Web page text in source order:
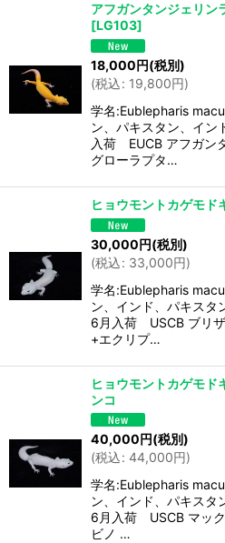
アフガンタンジェリン
[LG103]
18,000円(税別)
(税込: 19,800円)
学名:Eublepharis
ン、パキスタン、イ
入荷 EUCB アフガン
グローラプタ…
ヒョウモントカゲモ
30,000円(税別)
(税込: 33,000円)
学名:Eublepharis
ン、インド、パキス
6月入荷 USCB ブリ
+エクリプ…
ヒョウモントカゲモ
ンコ
40,000円(税別)
(税込: 44,000円)
学名:Eublepharis
ン、インド、パキス
6月入荷 USCB マッ
ビノ …